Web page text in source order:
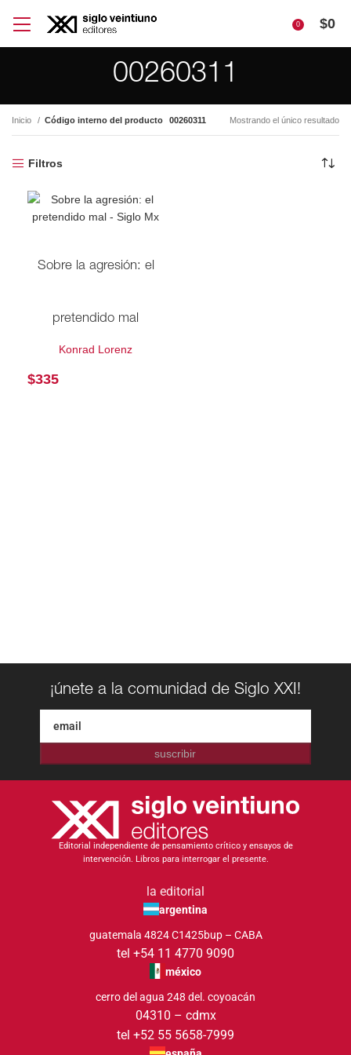
0 $0
00260311
Inicio Código interno del producto 00260311 Mostrando el único resultado
Filtros
Sobre la agresión: el
pretendido mal
Konrad Lorenz
$335
¡únete a la comunidad de Siglo XXI!
suscribir
Editorial independiente de pensamiento crítico y ensayos de
intervención. Libros para interrogar el presente.
la editorial
argentina
guatemala 4824 C1425bup – CABA
tel +54 11 4770 9090
méxico
cerro del agua 248 del. coyoacán
04310 – cdmx
tel +52 55 5658-7999